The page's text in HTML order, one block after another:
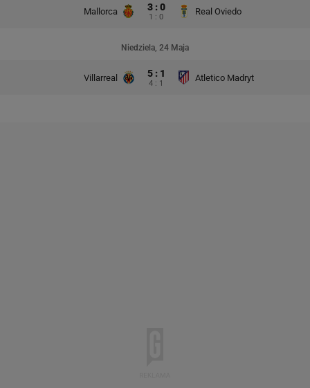
Mallorca 3 : 0
1 : 0
Real Oviedo
Niedziela, 24 Maja
Villarreal 5 : 1
4 : 1
Atletico Madryt